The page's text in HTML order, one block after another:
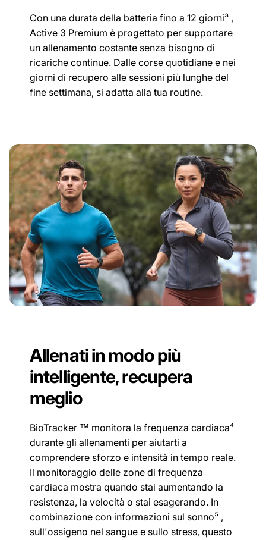
Con una durata della batteria fino a 12 giorni³ ,
Active 3 Premium è progettato per supportare
un allenamento costante senza bisogno di
ricariche continue. Dalle corse quotidiane e nei
giorni di recupero alle sessioni più lunghe del
fine settimana, si adatta alla tua routine.
Allenati in modo più
intelligente, recupera
meglio
BioTracker ™ monitora la frequenza cardiaca⁴
durante gli allenamenti per aiutarti a
comprendere sforzo e intensità in tempo reale.
Il monitoraggio delle zone di frequenza
cardiaca mostra quando stai aumentando la
resistenza, la velocità o stai esagerando. In
combinazione con informazioni sul sonno⁵ ,
sull'ossigeno nel sangue e sullo stress, questo